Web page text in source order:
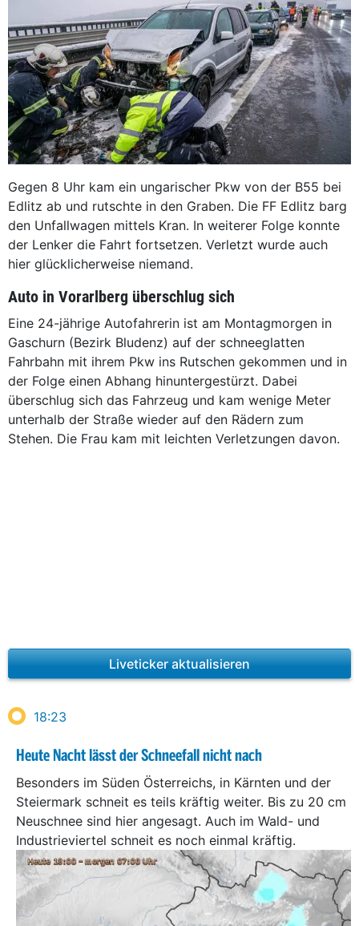
Gegen 8 Uhr kam ein ungarischer Pkw von der B55 bei
Edlitz ab und rutschte in den Graben. Die FF Edlitz barg
den Unfallwagen mittels Kran. In weiterer Folge konnte
der Lenker die Fahrt fortsetzen. Verletzt wurde auch
hier glücklicherweise niemand.
Auto in Vorarlberg überschlug sich
Eine 24-jährige Autofahrerin ist am Montagmorgen in
Gaschurn (Bezirk Bludenz) auf der schneeglatten
Fahrbahn mit ihrem Pkw ins Rutschen gekommen und in
der Folge einen Abhang hinuntergestürzt. Dabei
überschlug sich das Fahrzeug und kam wenige Meter
unterhalb der Straße wieder auf den Rädern zum
Stehen. Die Frau kam mit leichten Verletzungen davon.
Liveticker aktualisieren
18:23
Heute Nacht lässt der Schneefall nicht nach
Besonders im Süden Österreichs, in Kärnten und der
Steiermark schneit es teils kräftig weiter. Bis zu 20 cm
Neuschnee sind hier angesagt. Auch im Wald- und
Industrieviertel schneit es noch einmal kräftig.